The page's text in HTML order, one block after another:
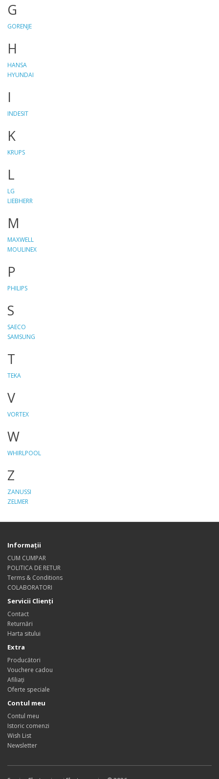
G
GORENJE
H
HANSA
HYUNDAI
I
INDESIT
K
KRUPS
L
LG
LIEBHERR
M
MAXWELL
MOULINEX
P
PHILIPS
S
SAECO
SAMSUNG
T
TEKA
V
VORTEX
W
WHIRLPOOL
Z
ZANUSSI
ZELMER
Informaţii
CUM CUMPAR
POLITICA DE RETUR
Terms & Conditions
COLABORATORI
Servicii Clienţi
Contact
Returnări
Harta sitului
Extra
Producători
Vouchere cadou
Afiliaţi
Oferte speciale
Contul meu
Contul meu
Istoric comenzi
Wish List
Newsletter